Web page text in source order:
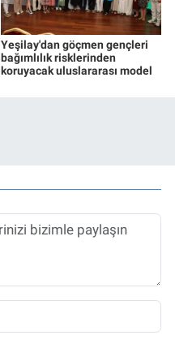
Yeşilay'dan göçmen gençleri
bağımlılık risklerinden
koruyacak uluslararası model